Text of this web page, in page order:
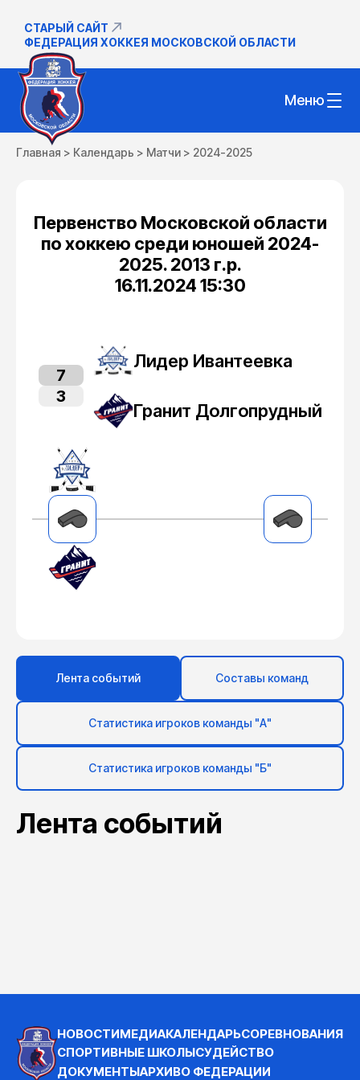
СТАРЫЙ САЙТ
ФЕДЕРАЦИЯ ХОККЕЯ МОСКОВСКОЙ ОБЛАСТИ
Меню
Главная > Календарь > Матчи > 2024-2025
Первенство Московской области
по хоккею среди юношей 2024-
2025. 2013 г.р.
16.11.2024 15:30
Лидер Ивантеевка
7
3
Гранит Долгопрудный
Лента событий Составы команд
Статистика игроков команды "А"
Статистика игроков команды "Б"
Лента событий
НОВОСТИМЕДИАКАЛЕНДАРЬСОРЕВНОВАНИЯ
СПОРТИВНЫЕ ШКОЛЫСУДЕЙСТВО
ДОКУМЕНТЫАРХИВО ФЕДЕРАЦИИ